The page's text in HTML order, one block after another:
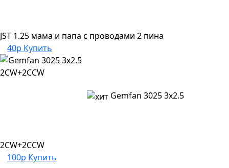
JST 1.25 мама и папа с проводами 2 пина
40р Купить
Gemfan 3025 3x2.5
2CW+2CCW
100р Купить